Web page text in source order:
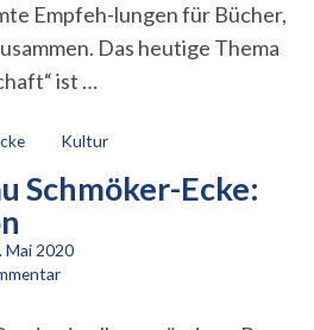
Empfeh-lungen für Bücher,
Das heutige Thema
ist …
Kultur
Schmöker-Ecke:
Mai 2020
zu